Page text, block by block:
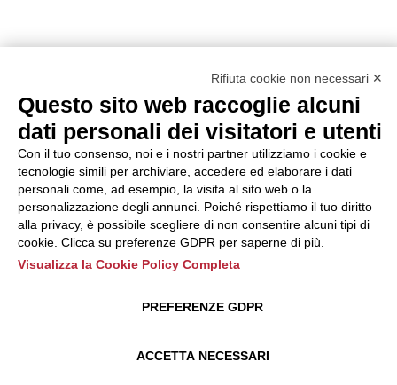
Rifiuta cookie non necessari ✕
Questo sito web raccoglie alcuni
dati personali dei visitatori e utenti
Con il tuo consenso, noi e i nostri partner utilizziamo i cookie e
tecnologie simili per archiviare, accedere ed elaborare i dati
personali come, ad esempio, la visita al sito web o la
personalizzazione degli annunci. Poiché rispettiamo il tuo diritto
alla privacy, è possibile scegliere di non consentire alcuni tipi di
cookie. Clicca su preferenze GDPR per saperne di più.
Visualizza la Cookie Policy Completa
ACCETTA NECESSARI
PREFERENZE GDPR